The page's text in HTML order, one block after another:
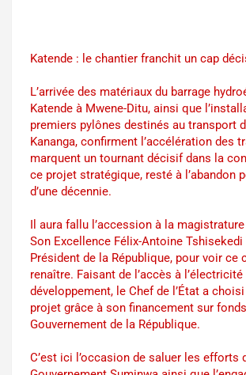
Katende : le chantier franchit un cap
L’arrivée des matériaux du barrage
Katende à Mwene-Ditu, ainsi que
premiers pylônes destinés au transport
Kananga, confirment l’accélération des
marquent un tournant décisif dans la
ce projet stratégique, resté à l’abandon
d’une décennie.
Il aura fallu l’accession à la
Son Excellence Félix-Antoine
Président de la République, pour voir ce
renaître. Faisant de l’accès à
développement, le Chef de l’État a
projet grâce à son financement sur
Gouvernement de la République.
C’est ici l’occasion de saluer les efforts